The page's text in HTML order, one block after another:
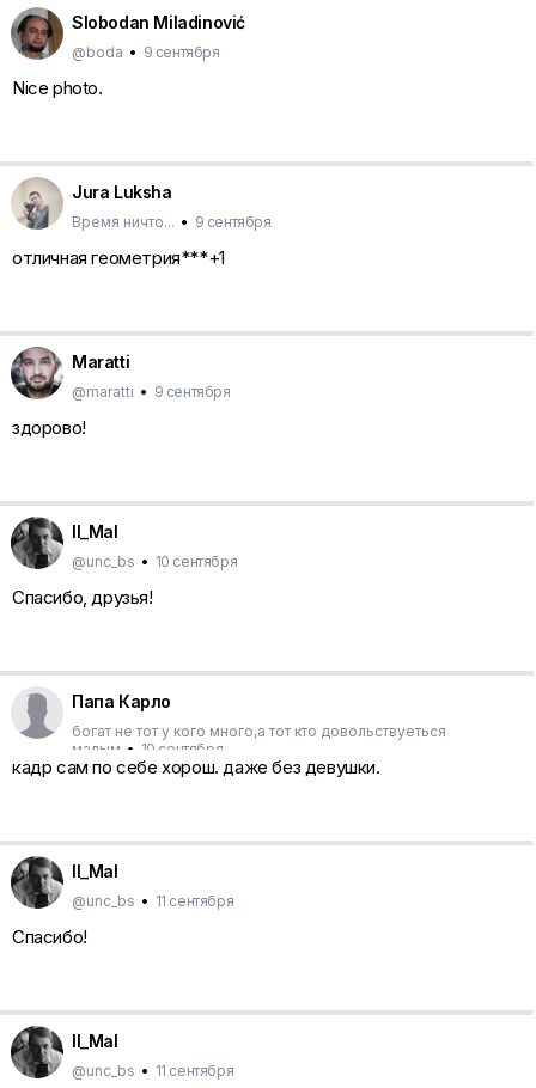
Slobodan Miladinović
@boda • 9 сентября
Nice photo.
Jura Luksha
Время ничто... • 9 сентября
отличная геометрия***+1
Maratti
@maratti • 9 сентября
здорово!
Il_Mal
@unc_bs • 10 сентября
Спасибо, друзья!
Папа Карло
богат не тот у кого много,а тот кто довольствуеться
малым • 10 сентября
кадр сам по себе хорош. даже без девушки.
Il_Mal
@unc_bs • 11 сентября
Спасибо!
Il_Mal
@unc_bs • 11 сентября